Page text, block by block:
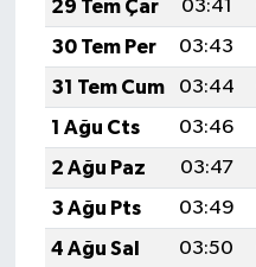
29 Tem Çar
03:41
30 Tem Per
03:43
31 Tem Cum
03:44
1 Ağu Cts
03:46
2 Ağu Paz
03:47
3 Ağu Pts
03:49
4 Ağu Sal
03:50